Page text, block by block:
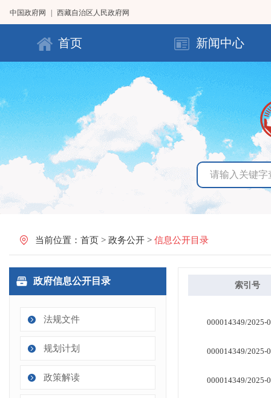
中国政府网 西藏自治区人民政府网
首页 新闻中心
当前位置： 首页 > 政务公开 > 信息公开目录
政府信息公开目录
法规文件
规划计划
政策解读